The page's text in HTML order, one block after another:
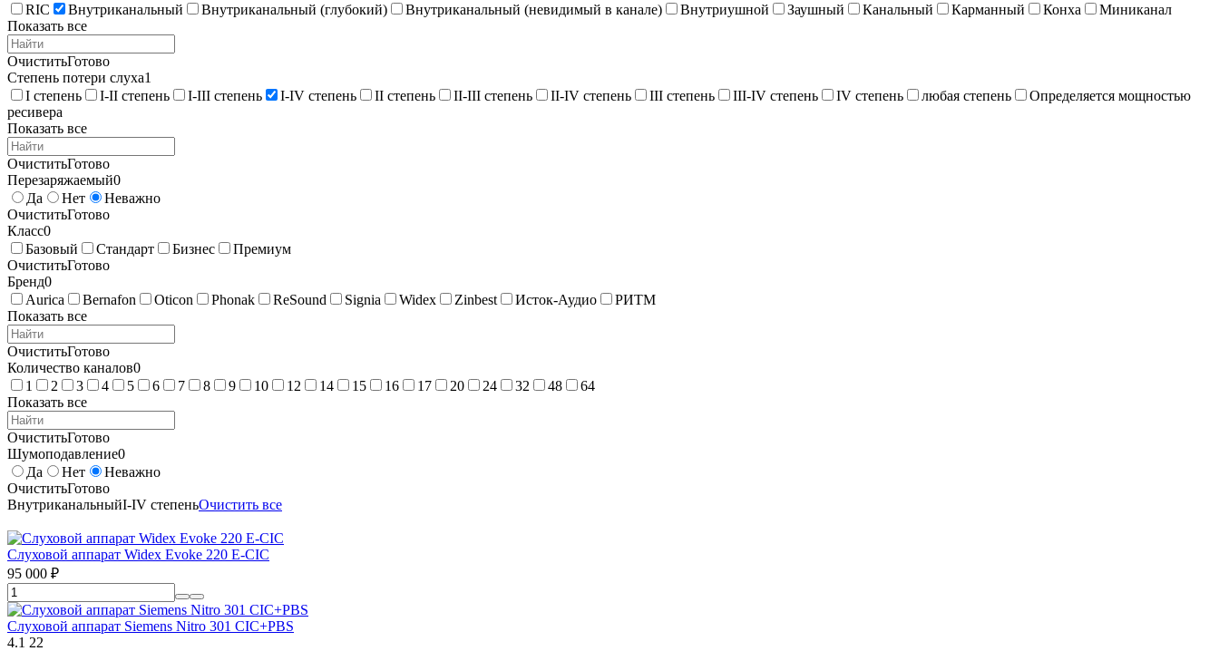
RIC
Внутриканальный Внутриканальный (глубокий) Внутриканальный (невидимый в канале) Внутриушной Заушный Канальный Карманный Конха
Миниканал
Показать все
ОчиститьГотово
Степень потери слуха1
I степень
I-II степень I-III степень I-IV степень II степень II-III степень II-IV степень III степень III-IV степень IV степень любая степень
Определяется мощностью
ресивера
Показать все
ОчиститьГотово
Перезаряжаемый0
Да
Нет
Неважно
ОчиститьГотово
Класс0
Базовый
Стандарт Бизнес
Премиум
ОчиститьГотово
Бренд0
Aurica
Bernafon Oticon Phonak ReSound Signia Widex Zinbest Исток-Аудио
РИТМ
Показать все
ОчиститьГотово
Количество каналов0
1
2 3 4 5 6 7 8 9 10 12 14 15 16 17 20 24 32 48
64
Показать все
ОчиститьГотово
Шумоподавление0
Да
Нет
Неважно
ОчиститьГотово
ВнутриканальныйI-IV степеньОчистить все
Слуховой аппарат Widex Evoke 220 E-CIC
95 000 ₽
Слуховой аппарат Siemens Nitro 301 CIC+PBS
4.1 22